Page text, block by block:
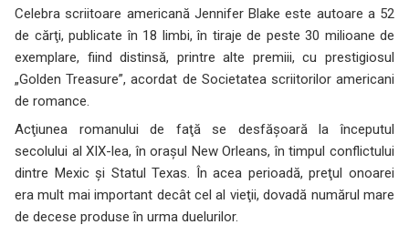
Celebra scriitoare americană Jennifer Blake este autoare a 52
de cărţi, publicate în 18 limbi, în tiraje de peste 30 milioane de
exemplare, fiind distinsă, printre alte premiii, cu prestigiosul
„Golden Treasure”, acordat de Societatea scriitorilor americani
de romance.
Acţiunea romanului de faţă se desfăşoară la începutul
secolului al XIX-lea, în oraşul New Orleans, în timpul conflictului
dintre Mexic şi Statul Texas. În acea perioadă, preţul onoarei
era mult mai important decât cel al vieţii, dovadă numărul mare
de decese produse în urma duelurilor.